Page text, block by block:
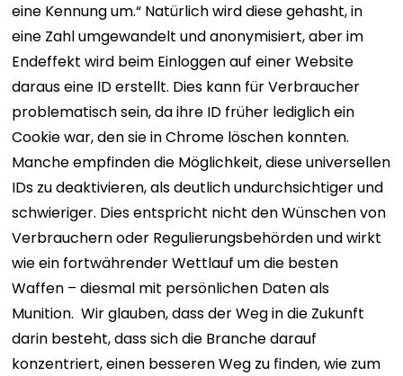
eine Kennung um.“ Natürlich wird diese gehasht, in
eine Zahl umgewandelt und anonymisiert, aber im
Endeffekt wird beim Einloggen auf einer Website
daraus eine ID erstellt. Dies kann für Verbraucher
problematisch sein, da ihre ID früher lediglich ein
Cookie war, den sie in Chrome löschen konnten.
Manche empfinden die Möglichkeit, diese universellen
IDs zu deaktivieren, als deutlich undurchsichtiger und
schwieriger. Dies entspricht nicht den Wünschen von
Verbrauchern oder Regulierungsbehörden und wirkt
wie ein fortwährender Wettlauf um die besten
Waffen – diesmal mit persönlichen Daten als
Munition. Wir glauben, dass der Weg in die Zukunft
darin besteht, dass sich die Branche darauf
konzentriert, einen besseren Weg zu finden, wie zum